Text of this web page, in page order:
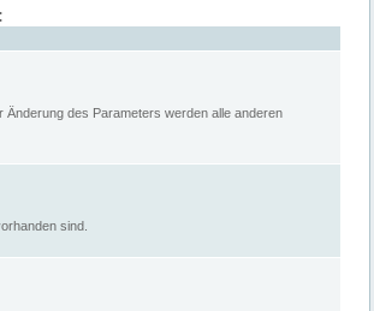
des Parameters werden alle anderen
sind.